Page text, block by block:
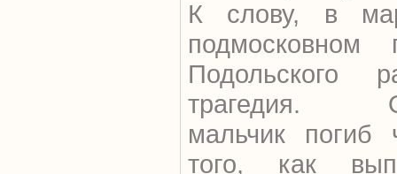
К слову, в
подмосковном
Подольского
трагедия.
мальчик погиб
того, как